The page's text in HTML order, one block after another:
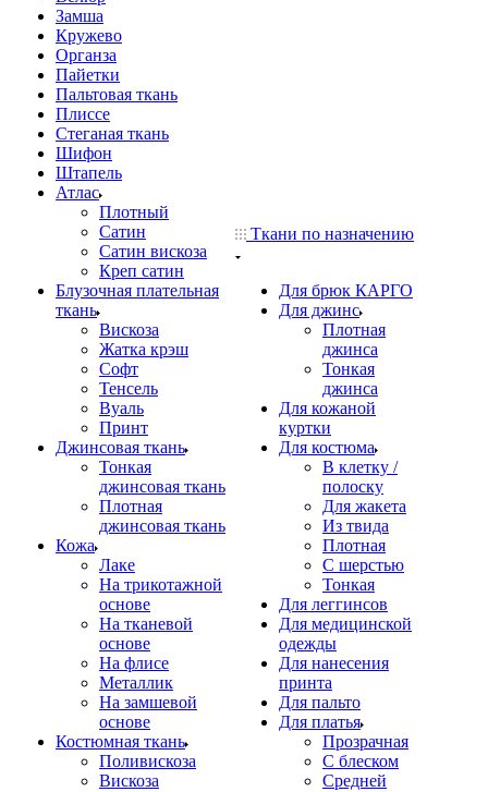
Замша
Кружево
Органза
Пайетки
Пальтовая ткань
Плиссе
Стеганая ткань
Шифон
Штапель
Атлас
Плотный
Сатин
Сатин вискоза
Креп сатин
Блузочная плательная
ткань
Вискоза
Жатка крэш
Софт
Тенсель
Вуаль
Принт
Джинсовая ткань
Тонкая
джинсовая ткань
Плотная
джинсовая ткань
Кожа
Лаке
На трикотажной
основе
На тканевой
основе
На флисе
Металлик
На замшевой
основе
Костюмная ткань
Поливискоза
Вискоза
Ткани по назначению
Для брюк КАРГО
Для джинс
Плотная
джинса
Тонкая
джинса
Для кожаной
куртки
Для костюма
В клетку /
полоску
Для жакета
Из твида
Плотная
С шерстью
Тонкая
Для леггинсов
Для медицинской
одежды
Для нанесения
принта
Для пальто
Для платья
Прозрачная
С блеском
Средней